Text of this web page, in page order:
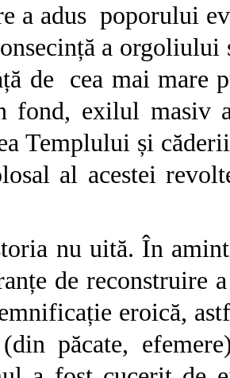
a adus poporului
a
de cea mai mare
fond, exilul masiv
Templului și
al acestei
nu uită. În
de reconstruire
eroică,
păcate,